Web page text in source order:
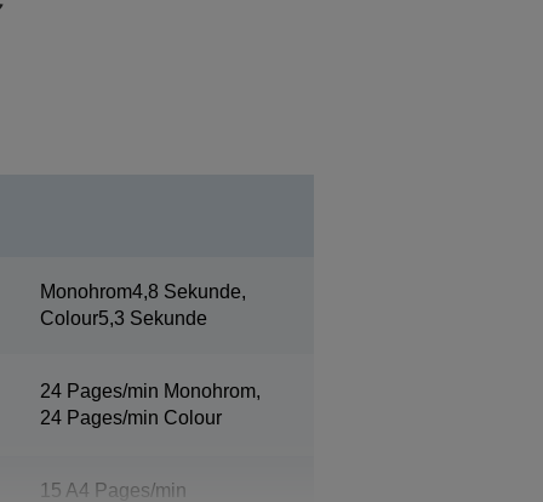
Monohrom4,8 Sekunde,
Colour5,3 Sekunde
24 Pages/min Monohrom,
24 Pages/min Colour
15 A4 Pages/min